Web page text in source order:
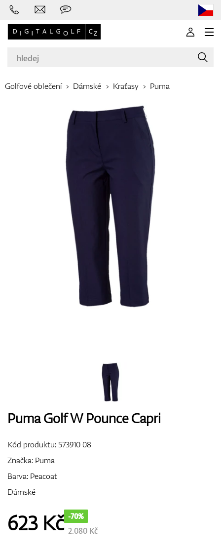
Značky
Oblečení
Boty
Rukavice
Bagy
Doplňky
Golfové oblečení Dámské Kraťasy Puma
Puma Golf W Pounce Capri
Kód produktu:573910 08
Značka: Puma
Barva: Peacoat
Dámské
623 Kč -70%
2.080 Kč